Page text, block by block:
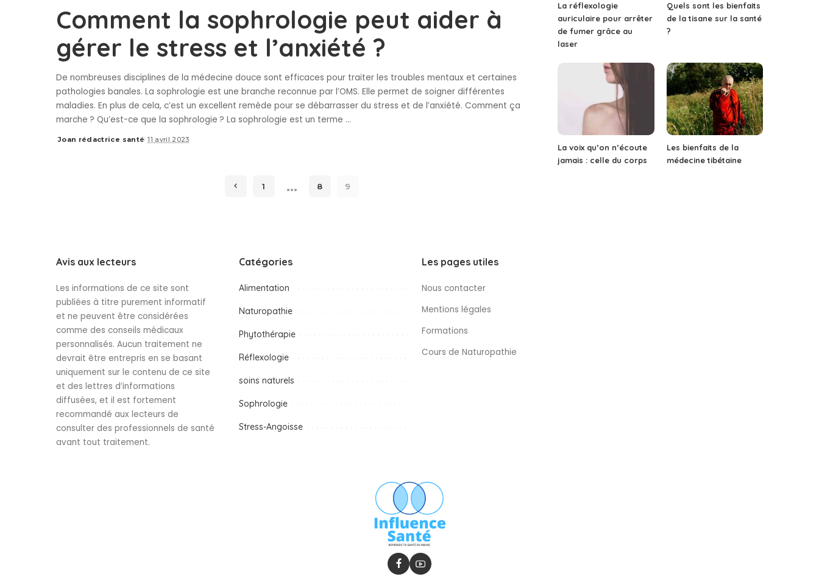
Comment la sophrologie peut aider à
gérer le stress et l’anxiété ?
De nombreuses disciplines de la médecine douce sont efficaces pour traiter les troubles mentaux et certaines
pathologies banales. La sophrologie est une branche reconnue par l’OMS. Elle permet de soigner différentes
maladies. En plus de cela, c’est un excellent remède pour se débarrasser du stress et de l’anxiété. Comment ça
marche ? Qu’est-ce que la sophrologie ? La sophrologie est un terme ...
Posted
Joan rédactrice santé 11 avril 2023
1 … 8 9
La réflexologie
auriculaire pour arrêter
de fumer grâce au
laser
Quels sont les bienfaits
de la tisane sur la santé
?
La voix qu’on n’écoute
jamais : celle du corps
Les bienfaits de la
médecine tibétaine
Avis aux lecteurs
Les informations de ce site sont
publiées à titre purement informatif
et ne peuvent être considérées
comme des conseils médicaux
personnalisés. Aucun traitement ne
devrait être entrepris en se basant
uniquement sur le contenu de ce site
et des lettres d’informations
diffusées, et il est fortement
recommandé aux lecteurs de
consulter des professionnels de santé
avant tout traitement.
Catégories
Alimentation
Naturopathie
Phytothérapie
Réflexologie
soins naturels
Sophrologie
Stress-Angoisse
Les pages utiles
Nous contacter
Mentions légales
Formations
Cours de Naturopathie